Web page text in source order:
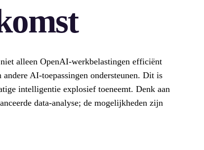
alleen OpenAI-werkbelastingen efficiënt
AI-toepassingen ondersteunen. Dit is
intelligentie explosief toeneemt. Denk aan
data-analyse; de mogelijkheden zijn